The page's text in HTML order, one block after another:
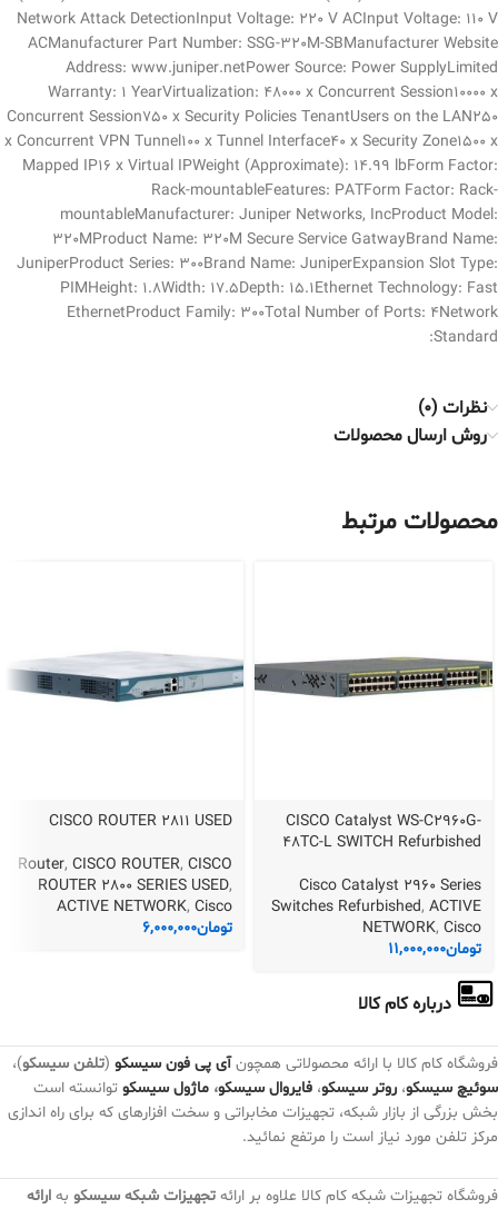
Network Attack DetectionInput Voltage: 220 V ACInput Voltage: 110 V
ACManufacturer Part Number: SSG-320M-SBManufacturer Website
Address: www.juniper.netPower Source: Power SupplyLimited
Warranty: 1 YearVirtualization: 48000 x Concurrent Session10000 x
Concurrent Session750 x Security Policies TenantUsers on the LAN250
x Concurrent VPN Tunnel100 x Tunnel Interface40 x Security Zone1500 x
Mapped IP16 x Virtual IPWeight (Approximate): 14.99 lbForm Factor:
Rack-mountableFeatures: PATForm Factor: Rack-
mountableManufacturer: Juniper Networks, IncProduct Model:
320MProduct Name: 320M Secure Service GatwayBrand Name:
JuniperProduct Series: 300Brand Name: JuniperExpansion Slot Type:
PIMHeight: 1.8Width: 17.5Depth: 15.1Ethernet Technology: Fast
EthernetProduct Family: 300Total Number of Ports: 4Network
Standard:
نظرات (0)
روش ارسال محصولات
محصولات مرتبط
CISCO Catalyst WS-C2960G-
48TC-L SWITCH Refurbished
Cisco Catalyst 2960 Series
Switches Refurbished, ACTIVE
NETWORK, Cisco
تومان11,000,000
CISCO ROUTER 2811 USED
Router, CISCO ROUTER, CISCO
ROUTER 2800 SERIES USED,
ACTIVE NETWORK, Cisco
تومان6,000,000
درباره کام کالا
فروشگاه کام کالا با ارائه محصولاتی همچونآی پی فون سیسکو (تلفن سیسکو)،
سوئیچ سیسکو، روتر سیسکو، فایروال سیسکو، ماژول سیسکو توانسته است
بخش بزرگی از بازار شبکه، تجهیزات مخابراتی و سخت افزارهای که برای راه اندازی
مرکز تلفن مورد نیاز است را مرتفع نمائید.
فروشگاه تجهیزات شبکه کام کالا علاوه بر ارائه تجهیزات شبکه سیسکو به ارائه